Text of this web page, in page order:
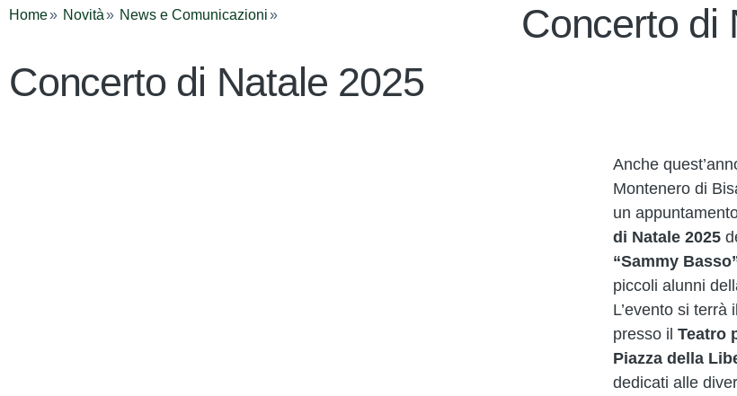
Home Novità News e Comunicazioni
Concerto di
Concerto di Natale 2025
Anche
Montenero di
un
di Natale 2025
“Sammy
piccoli alunni
L’evento si terrà il
presso il Teatro
Piazza della
dedicati alle